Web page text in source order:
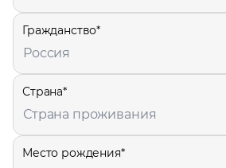
Гражданство*
Страна*
Место рождения*